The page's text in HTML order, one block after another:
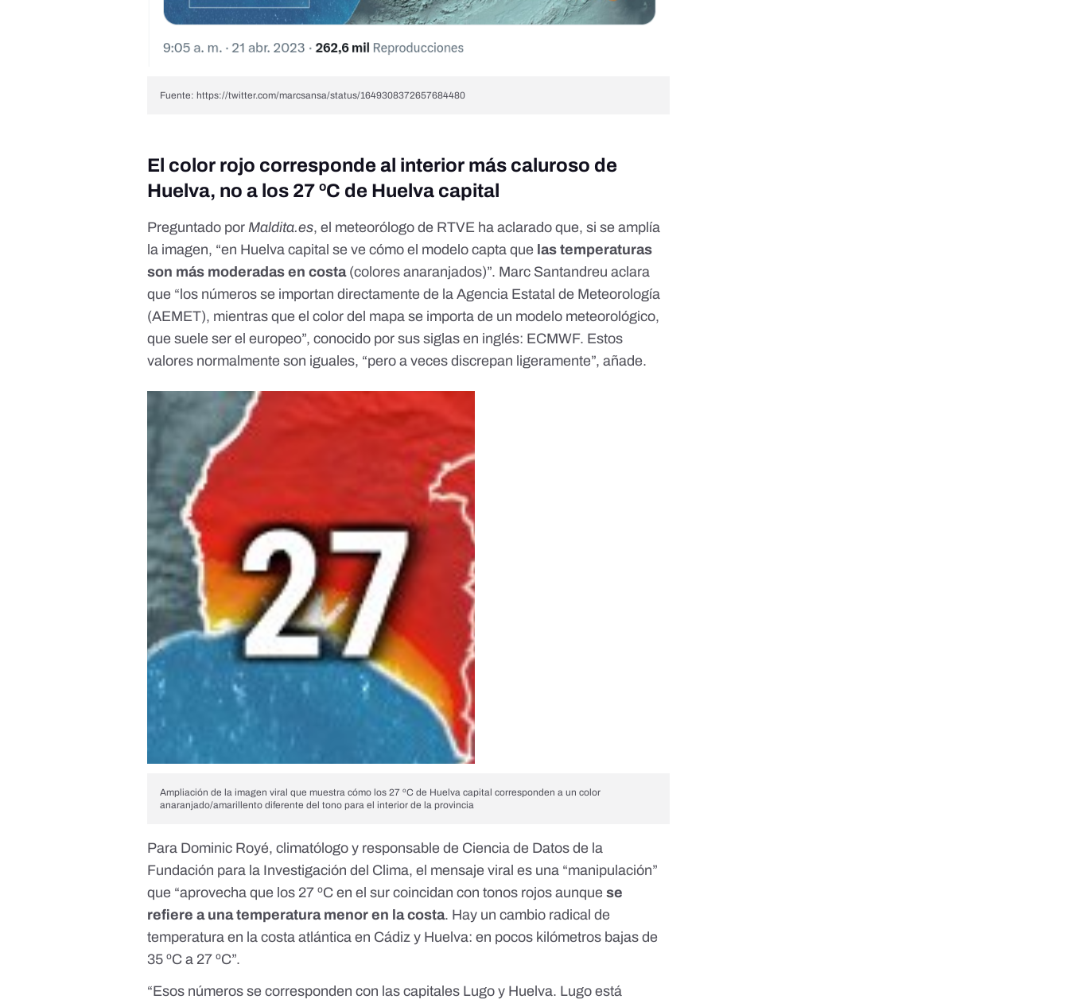
Fuente: https://twitter.com/marcsansa/status/1649308372657684480
El color rojo corresponde al interior más caluroso de
Huelva, no a los 27 ºC de Huelva capital
Preguntado porMaldita.es, el meteorólogo de RTVE ha aclarado que, si se amplía
la imagen, “en Huelva capital se ve cómo el modelo capta que las temperaturas
son más moderadas en costa(colores anaranjados)”. Marc Santandreu aclara
que “los números se importan directamente de la Agencia Estatal de Meteorología
(AEMET), mientras que el color del mapa se importa de un modelo meteorológico,
que suele ser el europeo”, conocido por sus siglas en inglés: ECMWF. Estos
valores normalmente son iguales, “pero a veces discrepan ligeramente”, añade.
Ampliación de la imagen viral que muestra cómo los 27 ºC de Huelva capital corresponden a un color
anaranjado/amarillento diferente del tono para el interior de la provincia
Para Dominic Royé, climatólogo y responsable de Ciencia de Datos de la
Fundación para la Investigación del Clima, el mensaje viral es una “manipulación”
que “aprovecha que los 27 ºC en el sur coincidan con tonos rojos aunquese
refiere a una temperatura menor en la costa. Hay un cambio radical de
temperatura en la costa atlántica en Cádiz y Huelva: en pocos kilómetros bajas de
35 ºC a 27 ºC”.
“Esos números se corresponden con las capitales Lugo y Huelva. Lugo está